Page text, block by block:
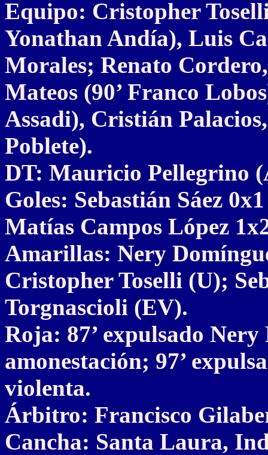
Equipo: Cristopher
Yonathan Andía), Luis
Morales; Renato
Mateos (90’ Franco
Assadi), Cristián
Poblete).
DT: Mauricio Pellegrino
Goles: Sebastián Sáez
Matías Campos López
Amarillas: Nery
Cristopher Toselli (U);
Torgnascioli (EV).
Roja: 87’ expulsado
amonestación; 97’
violenta.
Árbitro: Francisco
Cancha: Santa Laura,